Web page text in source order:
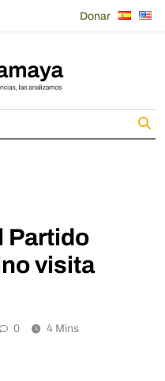
Donar
Partido
visita
0 4 Mins